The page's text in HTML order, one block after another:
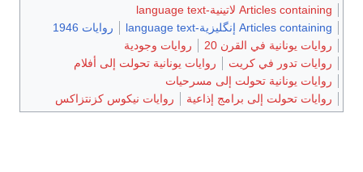
Articles containing لاتينية-language text
Articles containing إنگليزية-language text
روايات 1946
روايات يونانية في القرن 20
روايات وجودية
روايات تدور في كريت
روايات يونانية تحولت إلى أفلام
روايات يونانية تحولت إلى مسرحيات
روايات تحولت إلى برامج إذاعية
روايات نيكوس كزنتزاكس